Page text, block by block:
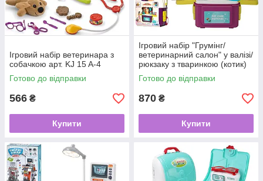
Ігровий набір ветеринара з
собачкою арт. KJ 15 A-4
Готово до відправки
566 ₴
Купити
Ігровий набір "Грумінг/
ветеринарний салон" у валізі/
рюкзаку з тваринкою (котик)
арт. 16884 D
Готово до відправки
870 ₴
Купити